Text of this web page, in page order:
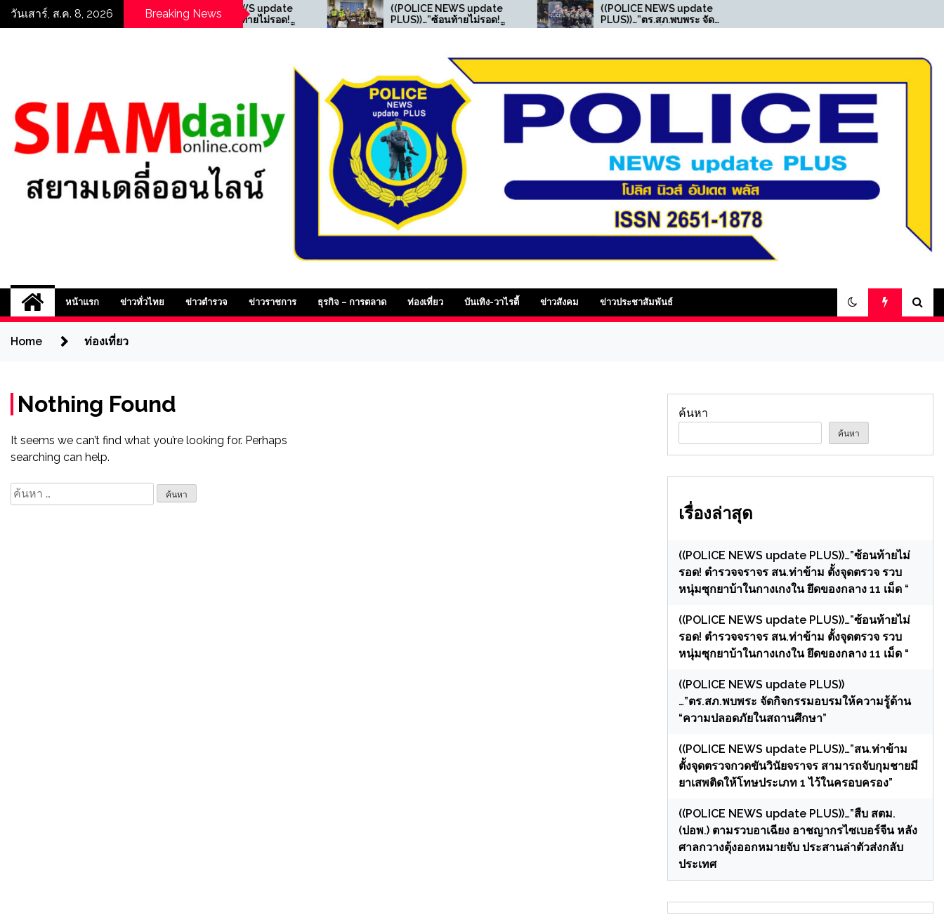
Skipวันเสาร์, ส.ค. 8, 2026 Breaking News
update
มการตรวจ
บ้านพัก
((POLICE NEWS update
PLUS))…”ซ้อนท้ายไม่รอด!
ตำรวจจราจร สน.ท่าข้าม ตั้ง
((POLICE NEWS update
PLUS))…”ซ้อนท้ายไม่รอด!
ตำรวจจราจร สน.ท่าข้าม ตั้ง
((POLICE NEWS update
PLUS))…”ตร.สภ.พบพระ จัด
กิจกรรมอบรมให้ความรู้ด้าน
ตรวจกวดขันวินัยจราจร
สยามเดลี่ออนไลน์ , SiamDailyOnline , policenewsupdateplus
หน้าแรก ข่าวทั่วไทย ข่าวตำรวจ ข่าวราชการ ธุรกิจ – การตลาด ท่องเที่ยว บันเทิง-วาไรตี้ ข่าวสังคม ข่าวประชาสัมพันธ์
Home ท่องเที่ยว
Nothing Found
It seems we can’t find what you’re looking for. Perhaps
searching can help.
ค้นหา
สำหรับ:
ค้นหา
ค้นหา
เรื่องล่าสุด
((POLICE NEWS update PLUS))…”ซ้อนท้ายไม่
รอด! ตำรวจจราจร สน.ท่าข้าม ตั้งจุดตรวจ รวบ
หนุ่มซุกยาบ้าในกางเกงใน ยึดของกลาง 11 เม็ด “
((POLICE NEWS update PLUS))…”ซ้อนท้ายไม่
รอด! ตำรวจจราจร สน.ท่าข้าม ตั้งจุดตรวจ รวบ
หนุ่มซุกยาบ้าในกางเกงใน ยึดของกลาง 11 เม็ด “
((POLICE NEWS update PLUS))
…”ตร.สภ.พบพระ จัดกิจกรรมอบรมให้ความรู้ด้าน
“ความปลอดภัยในสถานศึกษา”
((POLICE NEWS update PLUS))…”สน.ท่าข้าม
ตั้งจุดตรวจกวดขันวินัยจราจร สามารถจับกุมชายมี
ยาเสพติดให้โทษประเภท 1 ไว้ในครอบครอง”
((POLICE NEWS update PLUS))…”สืบ สตม.
(ปอพ.) ตามรวบอาเฉียง อาชญากรไซเบอร์จีน หลัง
ศาลกวางตุ้งออกหมายจับ ประสานล่าตัวส่งกลับ
ประเทศ